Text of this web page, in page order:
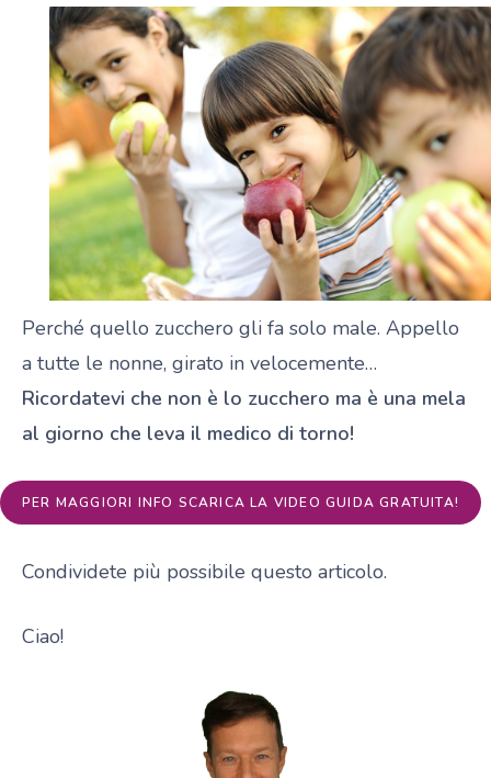
Perché quello zucchero gli fa solo male. Appello
a tutte le nonne, girato in velocemente…
Ricordatevi che non è lo zucchero ma è una mela
al giorno che leva il medico di torno!
PER MAGGIORI INFO SCARICA LA VIDEO GUIDA GRATUITA!
Condividete più possibile questo articolo.
Ciao!